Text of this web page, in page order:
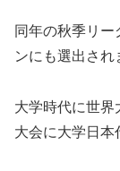
同年の秋季リー
ンにも選出され
大学時代に世界
大会に大学日本